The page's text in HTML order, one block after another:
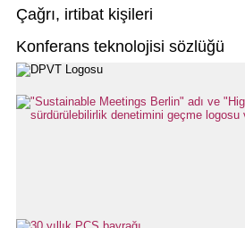
Çağrı, irtibat kişileri
Konferans teknolojisi sözlüğü